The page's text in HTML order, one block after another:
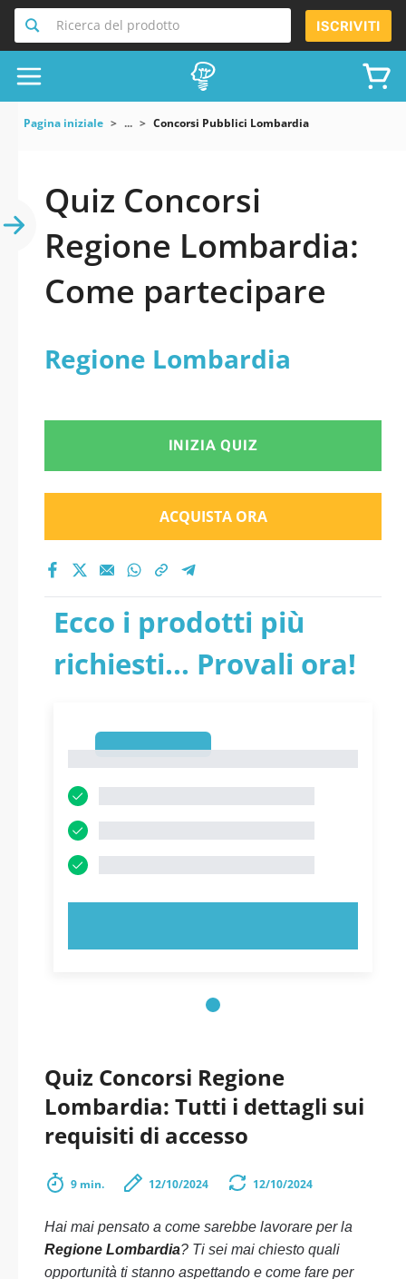
Ricerca del prodotto ISCRIVITI
Pagina iniziale ... Concorsi Pubblici Lombardia
Quiz Concorsi
Regione Lombardia:
Come partecipare
Regione Lombardia
INIZIA QUIZ
ACQUISTA ORA
Ecco i prodotti più
richiesti... Provali ora!
Quiz Concorsi Regione
Lombardia: Tutti i dettagli sui
requisiti di accesso
9 min. 12/10/2024 12/10/2024
Hai mai pensato a come sarebbe lavorare per la
Regione Lombardia? Ti sei mai chiesto quali
opportunità ti stanno aspettando e come fare per